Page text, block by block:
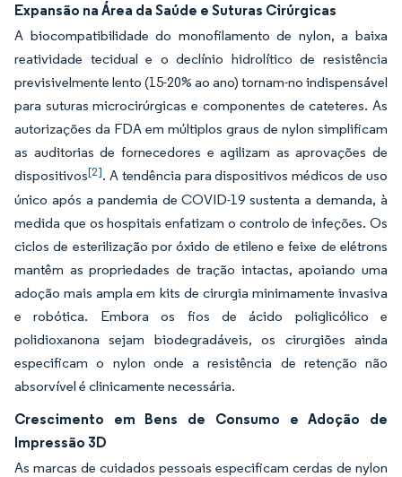
Expansão na Área da Saúde e Suturas Cirúrgicas
A biocompatibilidade do monofilamento de nylon, a baixa
reatividade tecidual e o declínio hidrolítico de resistência
previsivelmente lento (15-20% ao ano) tornam-no indispensável
para suturas microcirúrgicas e componentes de cateteres. As
autorizações da FDA em múltiplos graus de nylon simplificam
as auditorias de fornecedores e agilizam as aprovações de
dispositivos[2]. A tendência para dispositivos médicos de uso
único após a pandemia de COVID-19 sustenta a demanda, à
medida que os hospitais enfatizam o controlo de infeções. Os
ciclos de esterilização por óxido de etileno e feixe de elétrons
mantêm as propriedades de tração intactas, apoiando uma
adoção mais ampla em kits de cirurgia minimamente invasiva
e robótica. Embora os fios de ácido poliglicólico e
polidioxanona sejam biodegradáveis, os cirurgiões ainda
especificam o nylon onde a resistência de retenção não
absorvível é clinicamente necessária.
Crescimento em Bens de Consumo e Adoção de
Impressão 3D
As marcas de cuidados pessoais especificam cerdas de nylon